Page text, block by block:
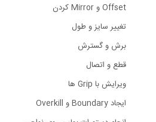
Offset و Mirror کردن
تغییر سایز و طول
برش و گسترش
قطع و اتصال
ویرایش با Grip ها
ایجاد Boundary و Overkill